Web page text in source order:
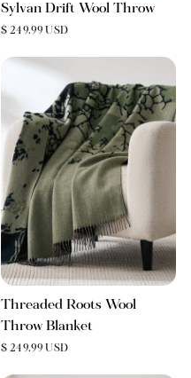
Sylvan Drift Wool Throw
$ 249.99 USD
Threaded Roots Wool
Throw Blanket
$ 249.99 USD